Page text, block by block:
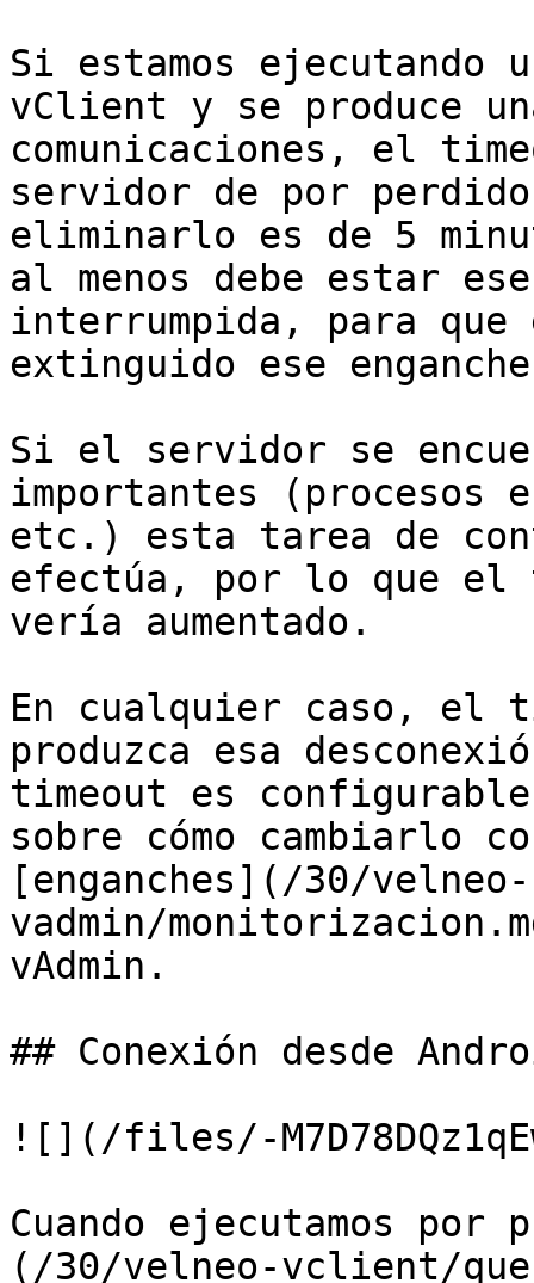
Si estamos ejecutando
vClient y se produce
comunicaciones, el
servidor de por perdido
eliminarlo es de 5
al menos debe estar
interrumpida, para
extinguido ese
Si el servidor se
importantes (procesos
etc.) esta tarea de
efectúa, por lo que el
vería aumentado.
En cualquier caso, el
produzca esa
timeout es
sobre cómo cambiarlo
[enganches](/30/velneo-
vadmin/
vAdmin.
## Conexión desde
![](/files/-
Cuando ejecutamos
(/30/velneo-vclient/